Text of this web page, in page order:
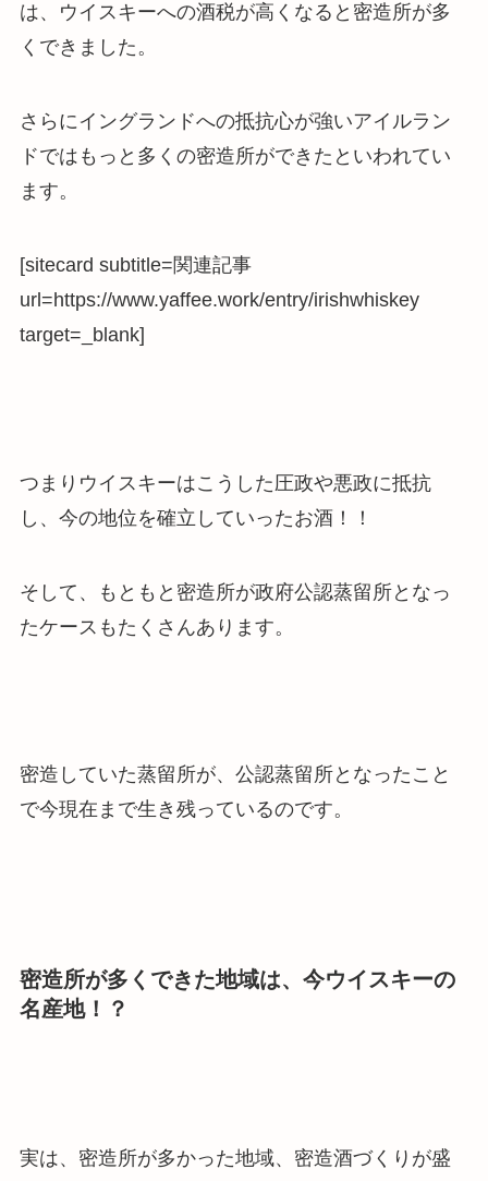
は、ウイスキーへの酒税が高くなると密造所が多
くできました。
さらにイングランドへの抵抗心が強いアイルラン
ドではもっと多くの密造所ができたといわれてい
ます。
[sitecard subtitle=関連記事
url=https://www.yaffee.work/entry/irishwhiskey
target=_blank]
つまり ウイスキーはこうした圧政や悪政に抵抗
し、今の地位を確立していったお酒！！
そして、もともと密造所が政府公認蒸留所となっ
たケースもたくさんあります。
密造していた蒸留所が、公認蒸留所となったこと
で今現在まで生き残っているのです。
密造所が多くできた地域は、今ウイスキーの
名産地！？
実は、密造所が多かった地域、密造酒づくりが盛